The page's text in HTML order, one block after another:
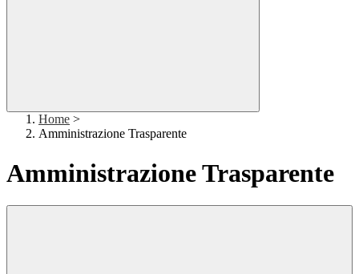
Home >
Amministrazione Trasparente
Amministrazione Trasparente